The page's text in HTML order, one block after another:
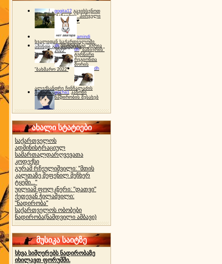
gogita12 გავიხსენოთ
"ბაზიერის" პირველი
ტურნირი ❤
amindi
ხვალიდან საქართველოში
ამინდი გაუარესდება
dh სპორტინგი "გურია
2022"
dh "ბაზიერის"
ტურნირი
რეგიონთა
შორის
"ბახმარო 2022"
dh
ალექსანდრე ჩინჩალაძის
მემორიალიgocha1 კანონი
ნადირობის შესახებ
ახალი სტატიები
საქართველოს
ადმინისტრაციულ
სამართალდარღვევათა
კოდექსი
გურამ რჩეულიშვილი: "მთის
კალთაზე შეფენილ მეჩხერ
ტყეში..."
უილიამ ფოლკნერი: "დათვი"
ქეთევან ჭილაშვილი:
"ნადირობა"
საქართველოს ობობები
ნადირობა(ნამდვილი ამბავი)
მუსიკა საიტზე
სხვა სიმღერებს ნადირობაზე
იხილავთ ფორუმში.